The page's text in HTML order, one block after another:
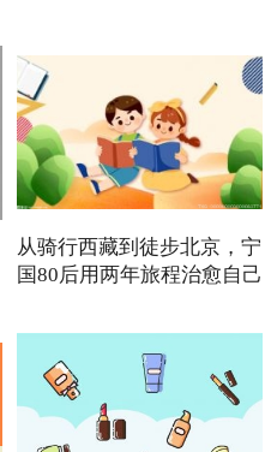
从骑行西藏到徒步北京，宁
国80后用两年旅程治愈自己